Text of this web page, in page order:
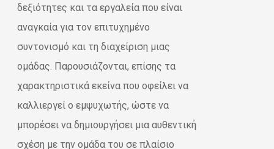
δεξιότητες και τα εργαλεία που είναι
αναγκαία για τον επιτυχημένο
συντονισμό και τη διαχείριση μιας
ομάδας. Παρουσιάζονται, επίσης τα
χαρακτηριστικά εκείνα που οφείλει να
καλλιεργεί ο εμψυχωτής, ώστε να
μπορέσει να δημιουργήσει μια αυθεντική
σχέση με την ομάδα του σε πλαίσιο